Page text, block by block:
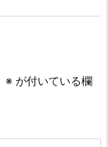
※ が付いている欄